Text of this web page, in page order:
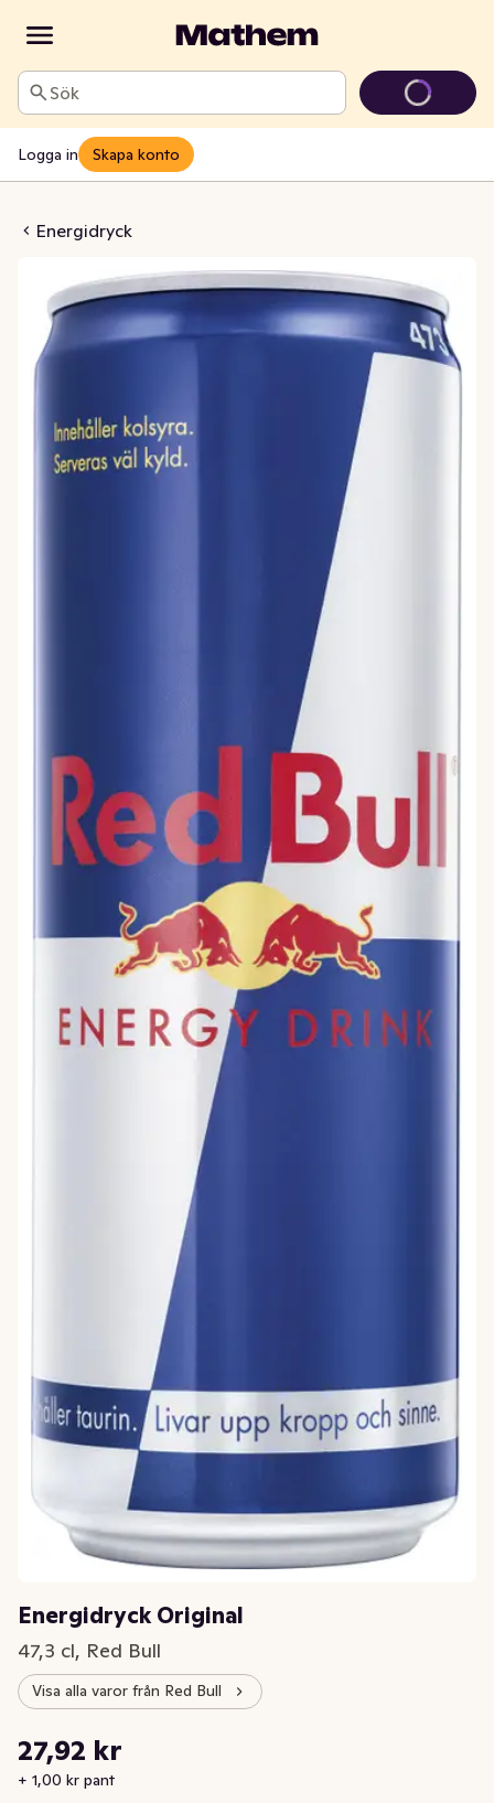
Sök
Logga in Skapa konto
Energidryck
Original
Energidryck Original
47,3 cl, Red Bull
Visa alla varor från Red Bull
Nuvarande pris är: 27,92 kr
27,92 kr
+ 1,00 kr pant
Styckpris: 59,03 kr /l